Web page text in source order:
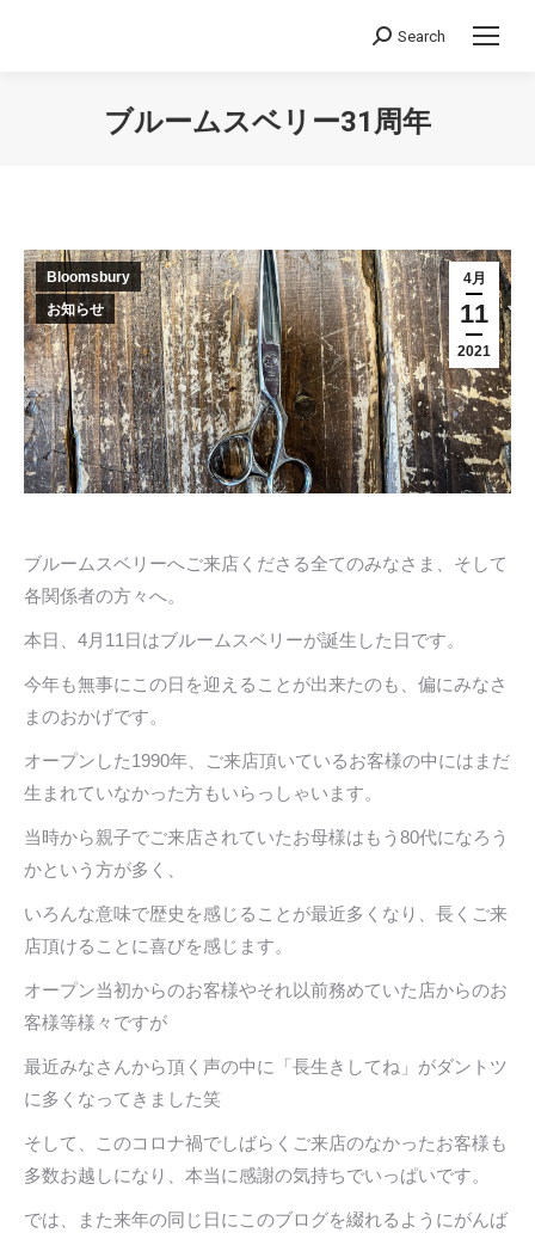
Search:
Search
ブルームスベリー31周年
4月
11
2021
Bloomsbury
お知らせ
ブルームスベリーへご来店くださる全てのみなさま、そして
各関係者の方々へ。
本日、4月11日はブルームスベリーが誕生した日です。
今年も無事にこの日を迎えることが出来たのも、偏にみなさ
まのおかげです。
オープンした1990年、ご来店頂いているお客様の中にはまだ
生まれていなかった方もいらっしゃいます。
当時から親子でご来店されていたお母様はもう80代になろう
かという方が多く、
いろんな意味で歴史を感じることが最近多くなり、長くご来
店頂けることに喜びを感じます。
オープン当初からのお客様やそれ以前務めていた店からのお
客様等様々ですが
最近みなさんから頂く声の中に「長生きしてね」がダントツ
に多くなってきました笑
そして、このコロナ禍でしばらくご来店のなかったお客様も
多数お越しになり、本当に感謝の気持ちでいっぱいです。
では、また来年の同じ日にこのブログを綴れるようにがんば